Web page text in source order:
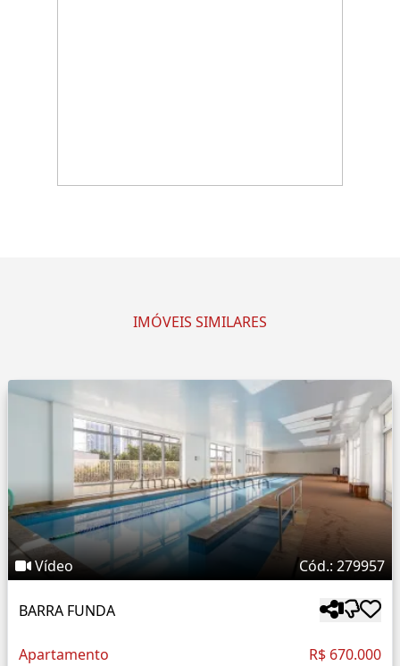
IMÓVEIS SIMILARES
Vídeo Cód.: 279957
BARRA FUNDA
Apartamento R$ 670.000